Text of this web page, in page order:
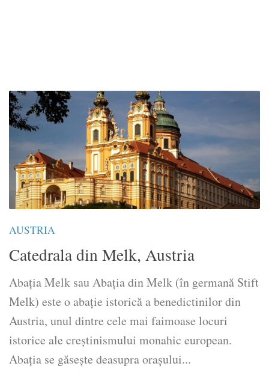
AUSTRIA
Catedrala din Melk, Austria
Abația Melk sau Abația din Melk (în germană Stift
Melk) este o abație istorică a benedictinilor din
Austria, unul dintre cele mai faimoase locuri
istorice ale creștinismului monahic european.
Abația se găsește deasupra orașului...